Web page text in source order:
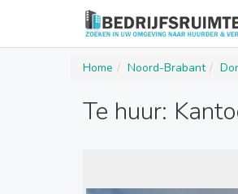
Home Noord-Brabant
Te huur: